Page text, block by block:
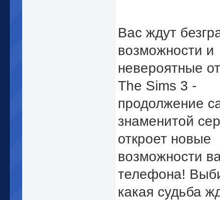
Вас ждут
возможности и
невероятные
The Sims 3 -
продолжение
знаменитой
откроет новые
возможности
телефона!
какая судьба